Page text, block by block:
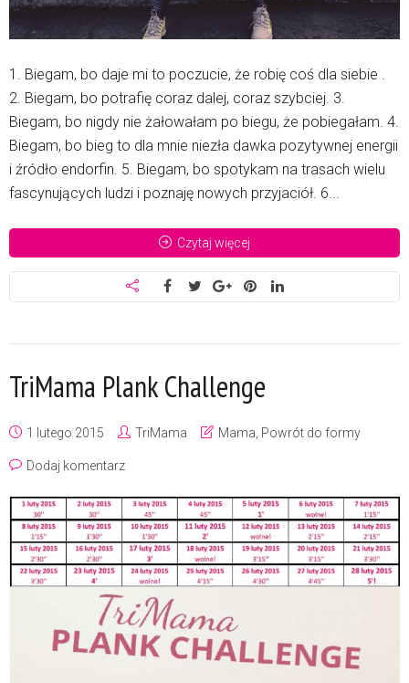
1. Biegam, bo daje mi to poczucie, że robię coś dla siebie .
2. Biegam, bo potrafię coraz dalej, coraz szybciej. 3.
Biegam, bo nigdy nie żałowałam po biegu, że pobiegałam. 4.
Biegam, bo bieg to dla mnie niezła dawka pozytywnej energii
i źródło endorfin. 5. Biegam, bo spotykam na trasach wielu
fascynujących ludzi i poznaję nowych przyjaciół. 6...
Czytaj więcej
TriMama Plank Challenge
1 lutego 2015 TriMama Mama Powrót do formy
Dodaj komentarz